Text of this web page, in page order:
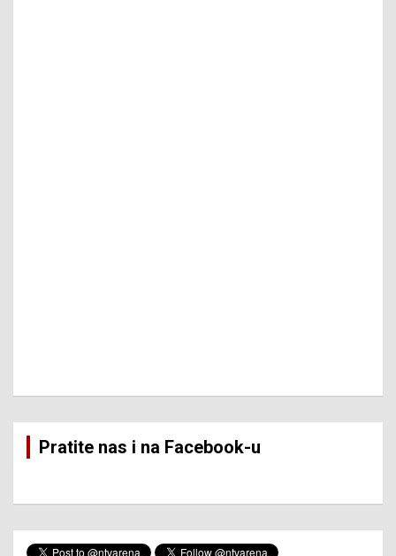
Pratite nas i na Facebook-u